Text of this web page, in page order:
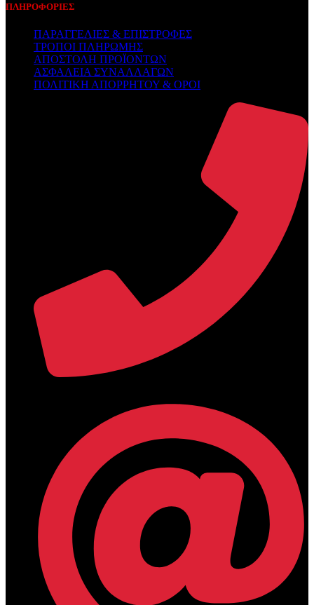
ΠΛΗΡΟΦΟΡΙΕΣ
ΠΑΡΑΓΓΕΛΙΕΣ & ΕΠΙΣΤΡΟΦΕΣ
ΤΡΟΠΟΙ ΠΛΗΡΩΜΗΣ
ΑΠΟΣΤΟΛΗ ΠΡΟΪΟΝΤΩΝ
ΑΣΦΑΛΕΙΑ ΣΥΝΑΛΛΑΓΩΝ
ΠΟΛΙΤΙΚΗ ΑΠΟΡΡΗΤΟΥ & ΟΡΟΙ